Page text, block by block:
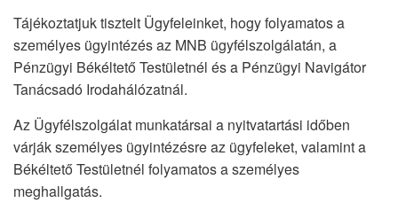
Tájékoztatjuk tisztelt Ügyfeleinket, hogy folyamatos a
személyes ügyintézés az MNB ügyfélszolgálatán, a
Pénzügyi Békéltető Testületnél és a Pénzügyi Navigátor
Tanácsadó Irodahálózatnál.
Az Ügyfélszolgálat munkatársai a nyitvatartási időben
várják személyes ügyintézésre az ügyfeleket, valamint a
Békéltető Testületnél folyamatos a személyes
meghallgatás.